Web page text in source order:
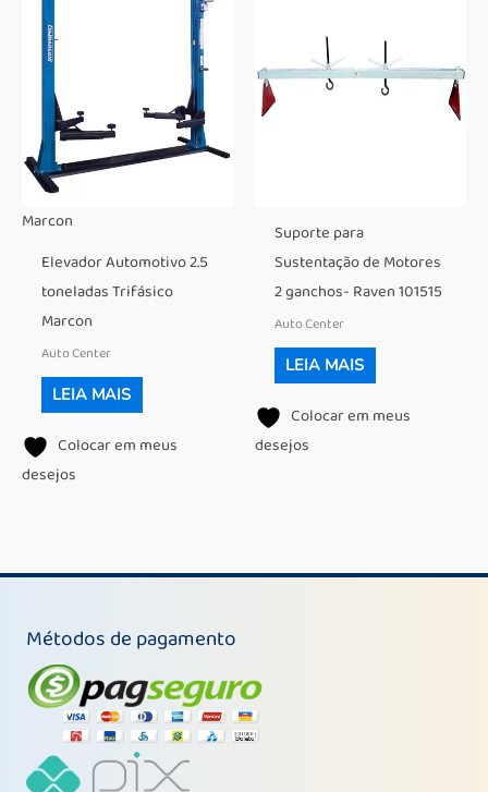
Marcon
Elevador Automotivo 2.5
toneladas Trifásico
Marcon
Auto Center
LEIA MAIS
Colocar em meus
desejos
Suporte para
Sustentação de Motores
2 ganchos- Raven 101515
Auto Center
LEIA MAIS
Colocar em meus
desejos
Métodos de pagamento